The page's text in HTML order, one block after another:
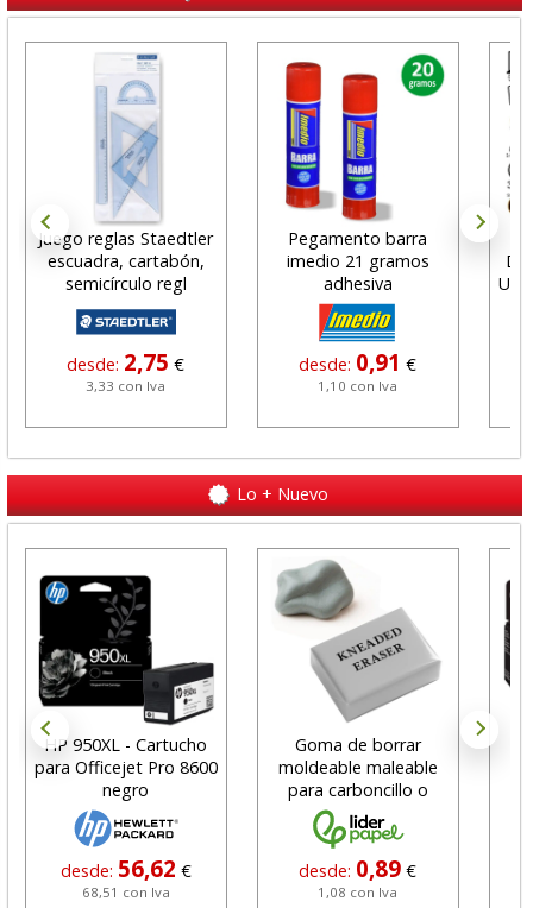
Juego reglas Staedtler
escuadra, cartabón,
semicírculo regl
desde: 2,75 €
3,33 con Iva
Pegamento barra
imedio 21 gramos
adhesiva
desde: 0,91 €
1,10 con Iva
Lo + Nuevo
HP 950XL - Cartucho
para Officejet Pro 8600
negro
desde: 56,62 €
68,51 con Iva
Goma de borrar
moldeable maleable
para carboncillo o
grafito
desde: 0,89 €
1,08 con Iva